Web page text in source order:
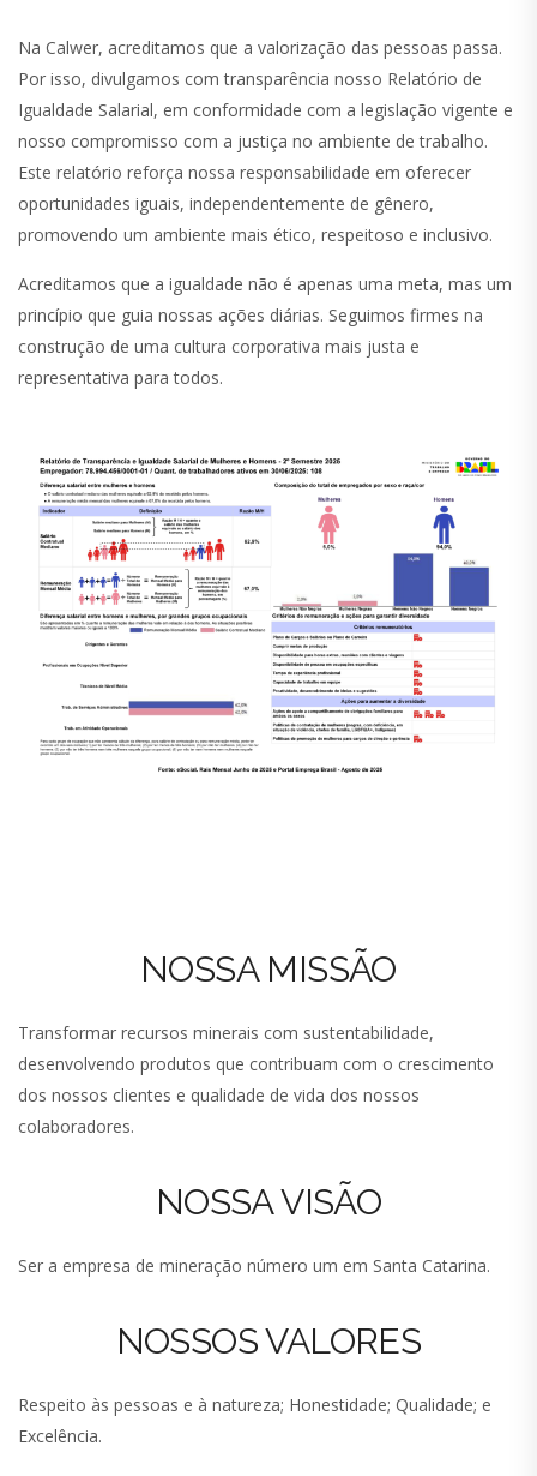
Na Calwer, acreditamos que a valorização das pessoas passa.
Por isso, divulgamos com transparência nosso Relatório de
Igualdade Salarial, em conformidade com a legislação vigente e
nosso compromisso com a justiça no ambiente de trabalho.
Este relatório reforça nossa responsabilidade em oferecer
oportunidades iguais, independentemente de gênero,
promovendo um ambiente mais ético, respeitoso e inclusivo.
Acreditamos que a igualdade não é apenas uma meta, mas um
princípio que guia nossas ações diárias. Seguimos firmes na
construção de uma cultura corporativa mais justa e
representativa para todos.
NOSSA MISSÃO
Transformar recursos minerais com sustentabilidade,
desenvolvendo produtos que contribuam com o crescimento
dos nossos clientes e qualidade de vida dos nossos
colaboradores.
NOSSA VISÃO
Ser a empresa de mineração número um em Santa Catarina.
NOSSOS VALORES
Respeito às pessoas e à natureza; Honestidade; Qualidade; e
Excelência.